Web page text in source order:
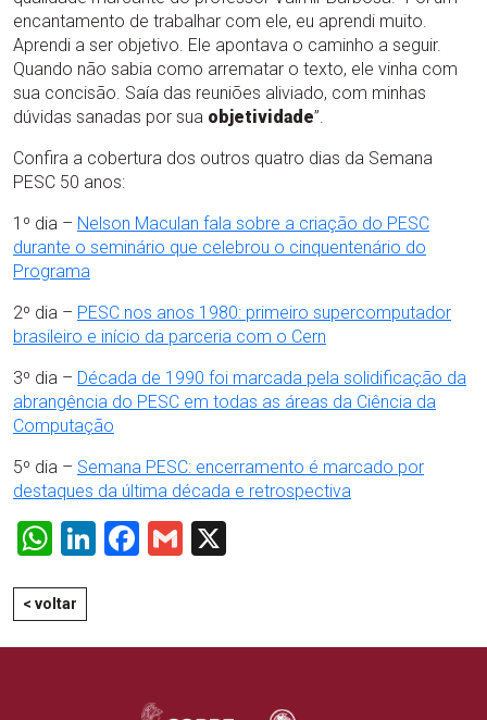
encantamento de trabalhar com ele, eu aprendi muito.
Aprendi a ser objetivo. Ele apontava o caminho a seguir.
Quando não sabia como arrematar o texto, ele vinha com
sua concisão. Saía das reuniões aliviado, com minhas
dúvidas sanadas por sua objetividade”.
Confira a cobertura dos outros quatro dias da Semana
PESC 50 anos:
1º dia – Nelson Maculan fala sobre a criação do PESC
durante o seminário que celebrou o cinquentenário do
Programa
2º dia – PESC nos anos 1980: primeiro supercomputador
brasileiro e início da parceria com o Cern
3º dia – Década de 1990 foi marcada pela solidificação da
abrangência do PESC em todas as áreas da Ciência da
Computação
5º dia – Semana PESC: encerramento é marcado por
destaques da última década e retrospectiva
WhatsApp
LinkedIn
Facebook
Gmail
< voltar